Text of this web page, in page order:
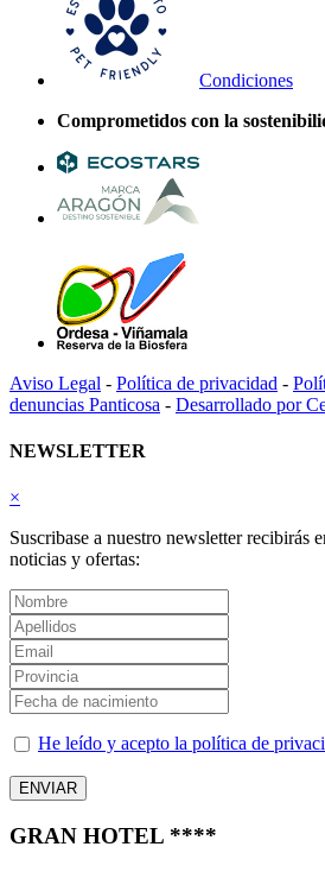
Condiciones
Comprometidos con la
Aviso Legal - Política de privacidad -
denuncias Panticosa - Desarrollado por
NEWSLETTER
×
Suscribase a nuestro newsletter recibirás
noticias y ofertas:
He leído y acepto la política de
GRAN HOTEL ****